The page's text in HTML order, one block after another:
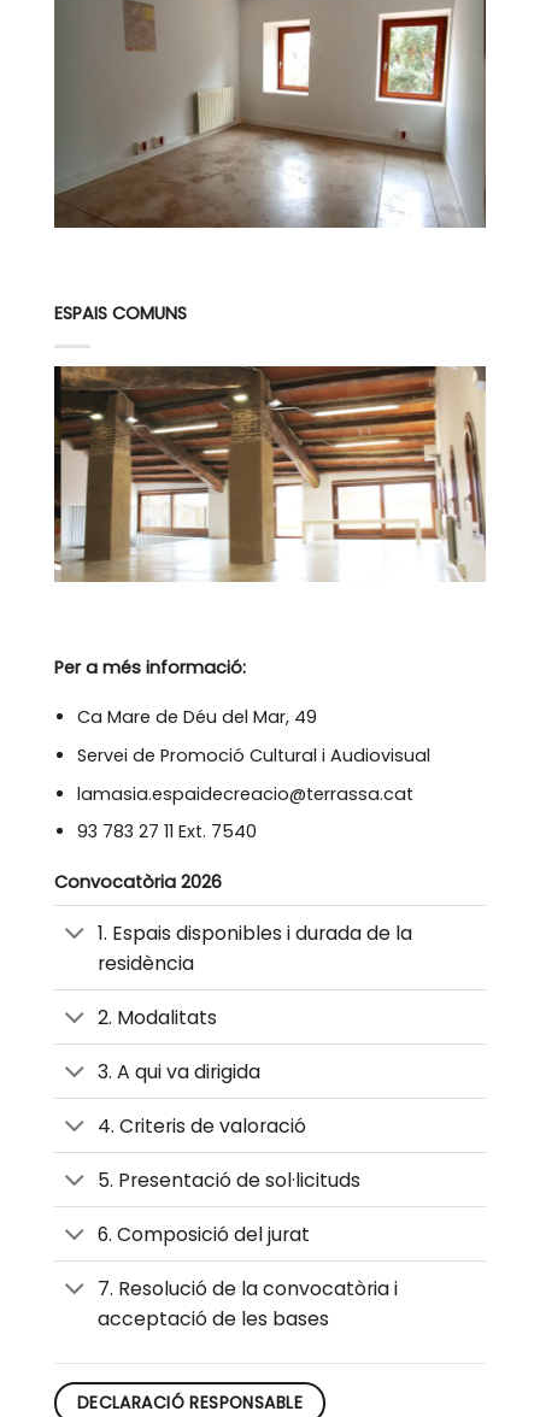
ESPAIS COMUNS
Per a més informació:
Ca Mare de Déu del Mar, 49
Servei de Promoció Cultural i Audiovisual
lamasia.espaidecreacio@terrassa.cat
93 783 27 11 Ext. 7540
Convocatòria 2026
1. Espais disponibles i durada de la
residència
2. Modalitats
3. A qui va dirigida
4. Criteris de valoració
5. Presentació de sol·licituds
6. Composició del jurat
7. Resolució de la convocatòria i
acceptació de les bases
DECLARACIÓ RESPONSABLE